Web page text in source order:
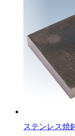
ステンレス焼